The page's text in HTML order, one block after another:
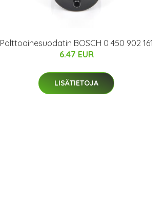
Polttoainesuodatin BOSCH 0 450 902 161
6.47 EUR
LISÄTIETOJA